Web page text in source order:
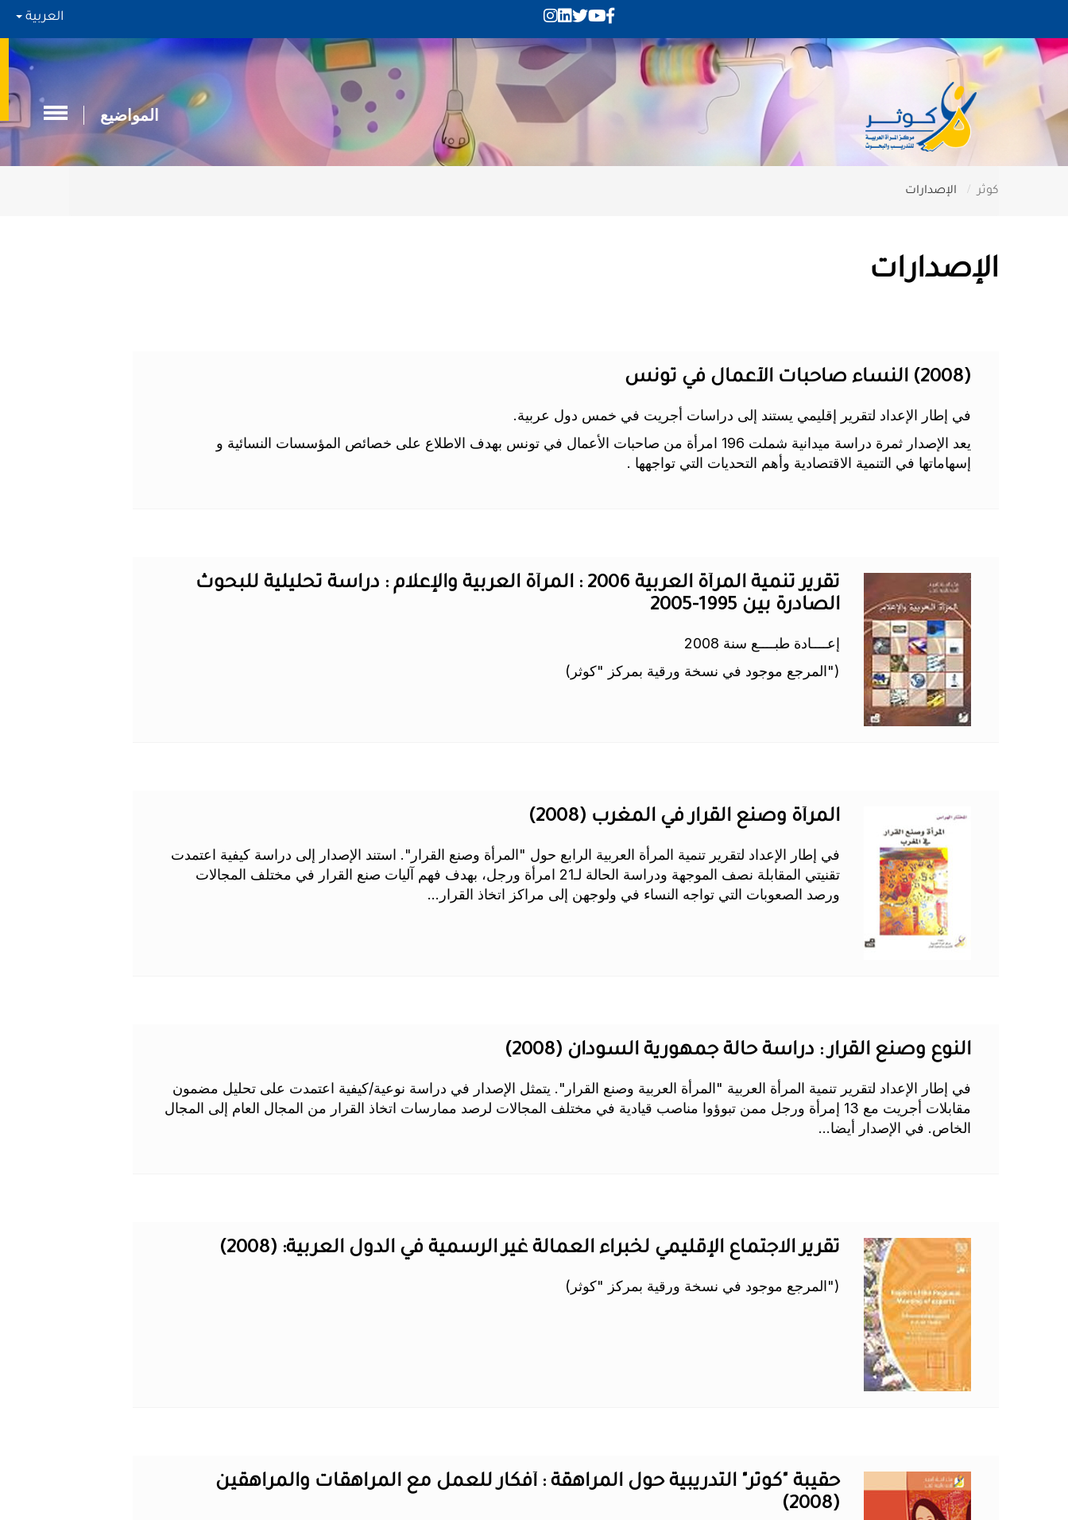
العربية
المواضيع
كوثر الإصدارات
الإصدارات
(2008) النساء صاحبات الأعمال في تونس
في إطار الإعداد لتقرير إقليمي يستند إلى دراسات أجريت في خمس دول عربية.
يعد الإصدار ثمرة دراسة ميدانية شملت 196 امرأة من صاحبات الأعمال في تونس بهدف الاطلاع على خصائص المؤسسات النسائية و
إسهاماتها في التنمية الاقتصادية وأهم التحديات التي تواجهها .
تقرير تنمية المرأة العربية 2006 : المرأة العربية والإعلام : دراسة تحليلية للبحوث
الصادرة بين 1995-2005
إعــــادة طبــــع سنة 2008
("المرجع موجود في نسخة ورقية بمركز "كوثر)
المرأة وصنع القرار في المغرب (2008)
في إطار الإعداد لتقرير تنمية المرأة العربية الرابع حول "المرأة وصنع القرار". استند الإصدار إلى دراسة كيفية اعتمدت
تقنيتي المقابلة نصف الموجهة ودراسة الحالة لـ21 امرأة ورجل، بهدف فهم آليات صنع القرار في مختلف المجالات
ورصد الصعوبات التي تواجه النساء في ولوجهن إلى مراكز اتخاذ القرار...
النوع وصنع القرار : دراسة حالة جمهورية السودان (2008)
في إطار الإعداد لتقرير تنمية المرأة العربية "المرأة العربية وصنع القرار". يتمثل الإصدار في دراسة نوعية/كيفية اعتمدت على تحليل مضمون
مقابلات أجريت مع 13 إمرأة ورجل ممن تبوؤوا مناصب قيادية في مختلف المجالات لرصد ممارسات اتخاذ القرار من المجال العام إلى المجال
الخاص. في الإصدار أيضا...
تقرير الاجتماع الإقليمي لخبراء العمالة غير الرسمية في الدول العربية: (2008)
("المرجع موجود في نسخة ورقية بمركز "كوثر)
حقيبة "كوثر" التدريبية حول المراهقة : أفكار للعمل مع المراهقات والمراهقين
(2008)